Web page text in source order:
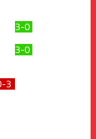
3-0
3-0
3